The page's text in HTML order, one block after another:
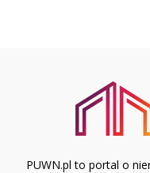
PUWN.pl to portal o